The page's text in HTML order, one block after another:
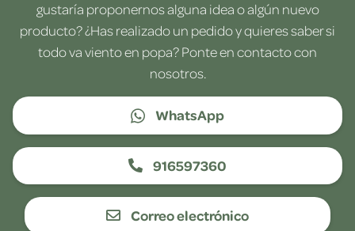
gustaría proponernos alguna idea o algún nuevo
producto? ¿Has realizado un pedido y quieres saber si
todo va viento en popa? Ponte en contacto con
nosotros.
WhatsApp
916597360
Correo electrónico